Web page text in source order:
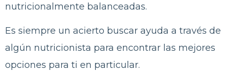
nutricionalmente balanceadas.
Es siempre un acierto buscar ayuda a través de
algún nutricionista para encontrar las mejores
opciones para ti en particular.